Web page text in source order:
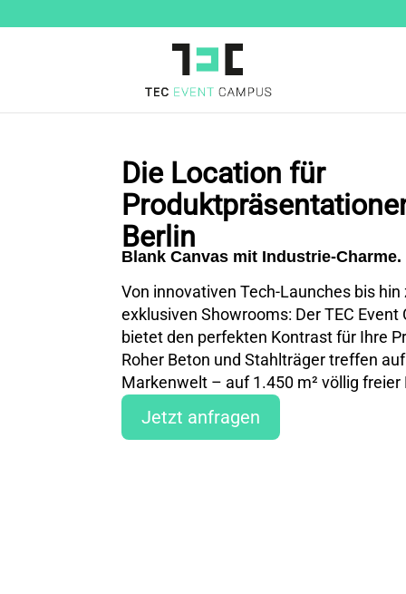
Die Location für
Berlin
Blank Canvas mit Industrie-Charme.
Von innovativen Tech-Launches bis hin
exklusiven Showrooms: Der TEC Event
bietet den perfekten Kontrast für Ihre
Roher Beton und Stahlträger treffen
Markenwelt – auf 1.450 m² völlig freier
Jetzt anfragen